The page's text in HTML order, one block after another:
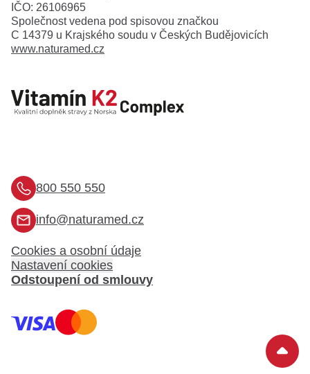
IČO: 26106965
Společnost vedena pod spisovou značkou
C 14379 u Krajského soudu v Českých Budějovicích
www.naturamed.cz
800 550 550
info@naturamed.cz
Cookies a osobní údaje
Nastavení cookies
Odstoupení od smlouvy